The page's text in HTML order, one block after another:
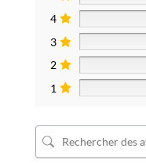
4
3
2
1